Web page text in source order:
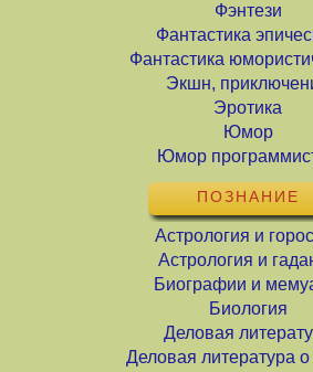
Фэнтези
Фантастика
Фантастика
Экшн,
Эротика
Юмор
Юмор
ПОЗНАНИЕ
Астрология и
Астрология и
Биографии и
Биология
Деловая
Деловая литература о